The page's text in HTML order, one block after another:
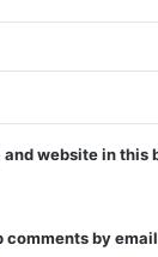
website in this
by